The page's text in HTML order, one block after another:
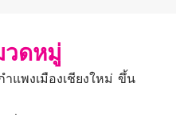
วดหมู่
ำแพงเมืองเชียงใหม่ ขึ้น